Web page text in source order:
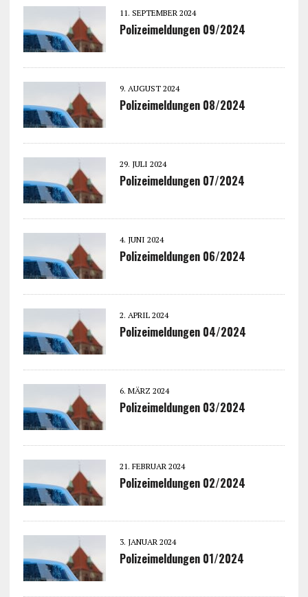
11. SEPTEMBER 2024
Polizeimeldungen 09/2024
9. AUGUST 2024
Polizeimeldungen 08/2024
29. JULI 2024
Polizeimeldungen 07/2024
4. JUNI 2024
Polizeimeldungen 06/2024
2. APRIL 2024
Polizeimeldungen 04/2024
6. MÄRZ 2024
Polizeimeldungen 03/2024
21. FEBRUAR 2024
Polizeimeldungen 02/2024
3. JANUAR 2024
Polizeimeldungen 01/2024